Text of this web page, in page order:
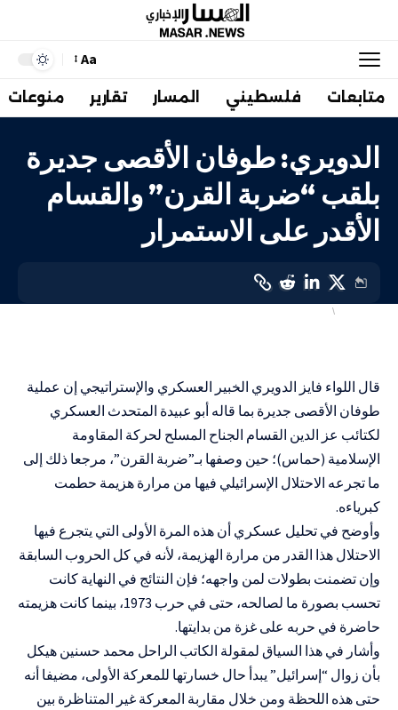
Aa
متابعات فلسطيني المسار تقارير منوعات
الدويري: طوفان الأقصى جديرة
بلقب “ضربة القرن” والقسام
الأقدر على الاستمرار
فلسطينيأهم الاخبار
قال اللواء فايز الدويري الخبير العسكري والإستراتيجي إن عملية
طوفان الأقصى جديرة بما قاله أبو عبيدة المتحدث العسكري
لكتائب عز الدين القسام الجناح المسلح لحركة المقاومة
الإسلامية (حماس)؛ حين وصفها بـ”ضربة القرن”، مرجعا ذلك إلى
ما تجرعه الاحتلال الإسرائيلي فيها من مرارة هزيمة حطمت
كبرياءه.
وأوضح في تحليل عسكري أن هذه المرة الأولى التي يتجرع فيها
الاحتلال هذا القدر من مرارة الهزيمة، لأنه في كل الحروب السابقة
وإن تضمنت بطولات لمن واجهه؛ فإن النتائج في النهاية كانت
تحسب بصورة ما لصالحه، حتى في حرب 1973، بينما كانت هزيمته
حاضرة في حربه على غزة من بدايتها.
وأشار في هذا السياق لمقولة الكاتب الراحل محمد حسنين هيكل
بأن زوال “إسرائيل” يبدأ حال خسارتها للمعركة الأولى، مضيفا أنه
حتى هذه اللحظة ومن خلال مقاربة المعركة غير المتناظرة بين